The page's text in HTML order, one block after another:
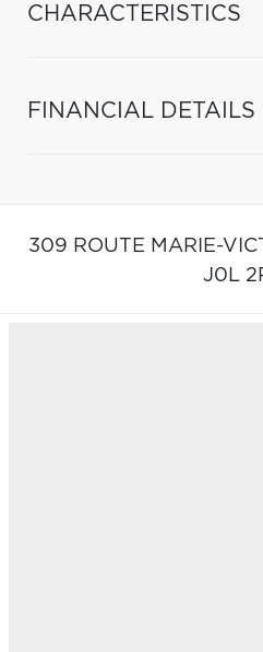
CHARACTERISTICS
FINANCIAL DETAILS
309 ROUTE MARIE-
J0L